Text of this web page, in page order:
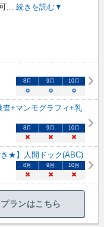
... 続きを読む▼
8 月 9 月 10月
○ ○ ○
査+マンモグラフィ+乳
8 月 9 月 10月
× × ×
★】人間ドック(ABC)
8 月 9 月 10月
× × ×
ランはこちら